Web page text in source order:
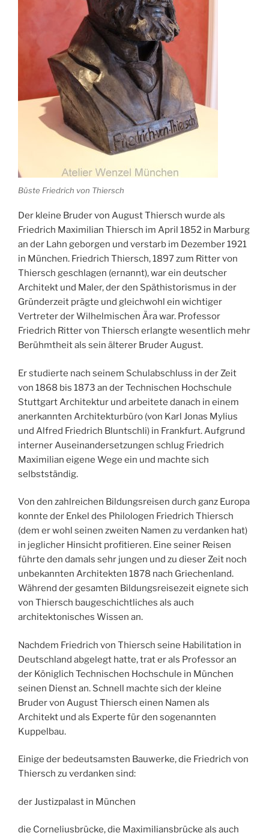
Büste Friedrich von Thiersch
Der kleine Bruder von August Thiersch wurde als
Friedrich Maximilian Thiersch im April 1852 in Marburg
an der Lahn geborgen und verstarb im Dezember 1921
in München. Friedrich Thiersch, 1897 zum Ritter von
Thiersch geschlagen (ernannt), war ein deutscher
Architekt und Maler, der den Späthistorismus in der
Gründerzeit prägte und gleichwohl ein wichtiger
Vertreter der Wilhelmischen Ära war. Professor
Friedrich Ritter von Thiersch erlangte wesentlich mehr
Berühmtheit als sein älterer Bruder August.
Er studierte nach seinem Schulabschluss in der Zeit
von 1868 bis 1873 an der Technischen Hochschule
Stuttgart Architektur und arbeitete danach in einem
anerkannten Architekturbüro (von Karl Jonas Mylius
und Alfred Friedrich Bluntschli) in Frankfurt. Aufgrund
interner Auseinandersetzungen schlug Friedrich
Maximilian eigene Wege ein und machte sich
selbstständig.
Von den zahlreichen Bildungsreisen durch ganz Europa
konnte der Enkel des Philologen Friedrich Thiersch
(dem er wohl seinen zweiten Namen zu verdanken hat)
in jeglicher Hinsicht profitieren. Eine seiner Reisen
führte den damals sehr jungen und zu dieser Zeit noch
unbekannten Architekten 1878 nach Griechenland.
Während der gesamten Bildungsreisezeit eignete sich
von Thiersch baugeschichtliches als auch
architektonisches Wissen an.
Nachdem Friedrich von Thiersch seine Habilitation in
Deutschland abgelegt hatte, trat er als Professor an
der Königlich Technischen Hochschule in München
seinen Dienst an. Schnell machte sich der kleine
Bruder von August Thiersch einen Namen als
Architekt und als Experte für den sogenannten
Kuppelbau.
Einige der bedeutsamsten Bauwerke, die Friedrich von
Thiersch zu verdanken sind:
der Justizpalast in München
die Corneliusbrücke, die Maximiliansbrücke als auch